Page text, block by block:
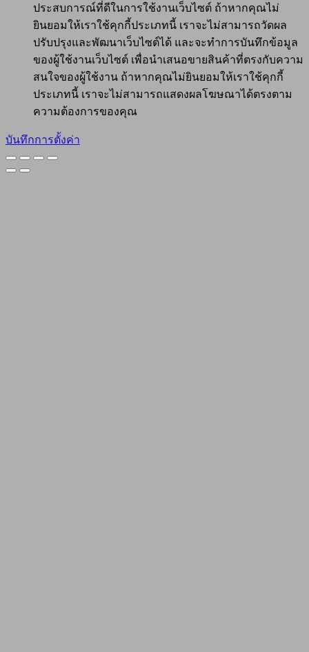
ประสบการณ์ที่ดีในการใช้งานเว็บไซต์ ถ้าหากคุณไม่
ยินยอมให้เราใช้คุกกี้ประเภทนี้ เราจะไม่สามารถวัดผล
ปรับปรุงและพัฒนาเว็บไซต์ได้ และจะทำการบันทึกข้อมูล
ของผู้ใช้งานเว็บไซต์ เพื่อนำเสนอขายสินค้าที่ตรงกับความ
สนใจของผู้ใช้งาน ถ้าหากคุณไม่ยินยอมให้เราใช้คุกกี้
ประเภทนี้ เราจะไม่สามารถแสดงผลโฆษณาได้ตรงตาม
ความต้องการของคุณ
บันทึกการตั้งค่า